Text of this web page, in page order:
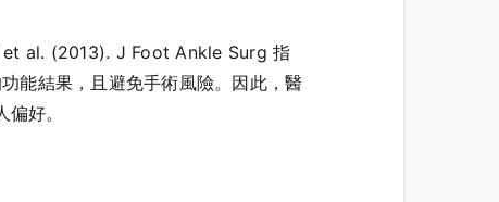
et al. (2013). J Foot Ankle Surg 指
能結果，且避免手術風險。因此，醫
好。